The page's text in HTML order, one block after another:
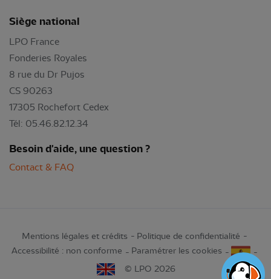
Siège national
LPO France
Fonderies Royales
8 rue du Dr Pujos
CS 90263
17305 Rochefort Cedex
Tél: 05.46.82.12.34
Besoin d'aide, une question ?
Contact & FAQ
Mentions légales et crédits
Politique de confidentialité
Accessibilité : non conforme
Paramétrer les cookies
© LPO 2026